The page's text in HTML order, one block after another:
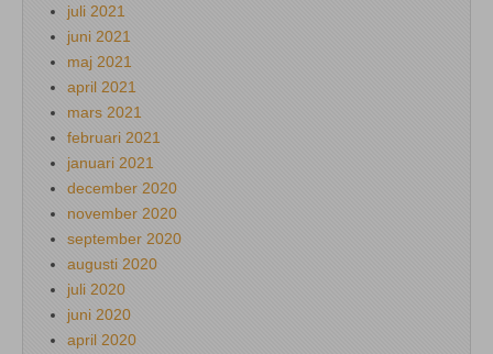
juli 2021
juni 2021
maj 2021
april 2021
mars 2021
februari 2021
januari 2021
december 2020
november 2020
september 2020
augusti 2020
juli 2020
juni 2020
april 2020